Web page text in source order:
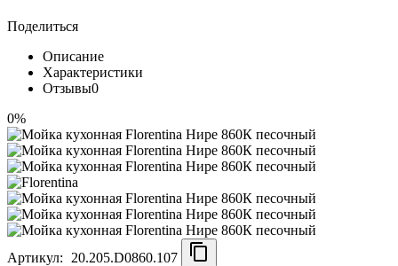
Поделиться
Описание
Характеристики
Отзывы0
0%
Артикул:
20.205.D0860.107